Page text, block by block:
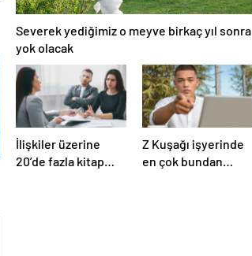
Severek yediğimiz o meyve birkaç yıl sonra
yok olacak
İlişkiler üzerine
20’de fazla kitap
Z Kuşağı işyerinde
en çok bundan